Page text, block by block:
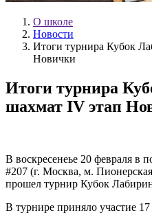
О школе
Новости
Итоги турнира Кубок
Новички
Итоги турнира
шахмат IV этап
В воскресенеье 20 февраля в
#207 (г. Москва, м.
прошел турнир Кубок
В турнире приняло участие 17